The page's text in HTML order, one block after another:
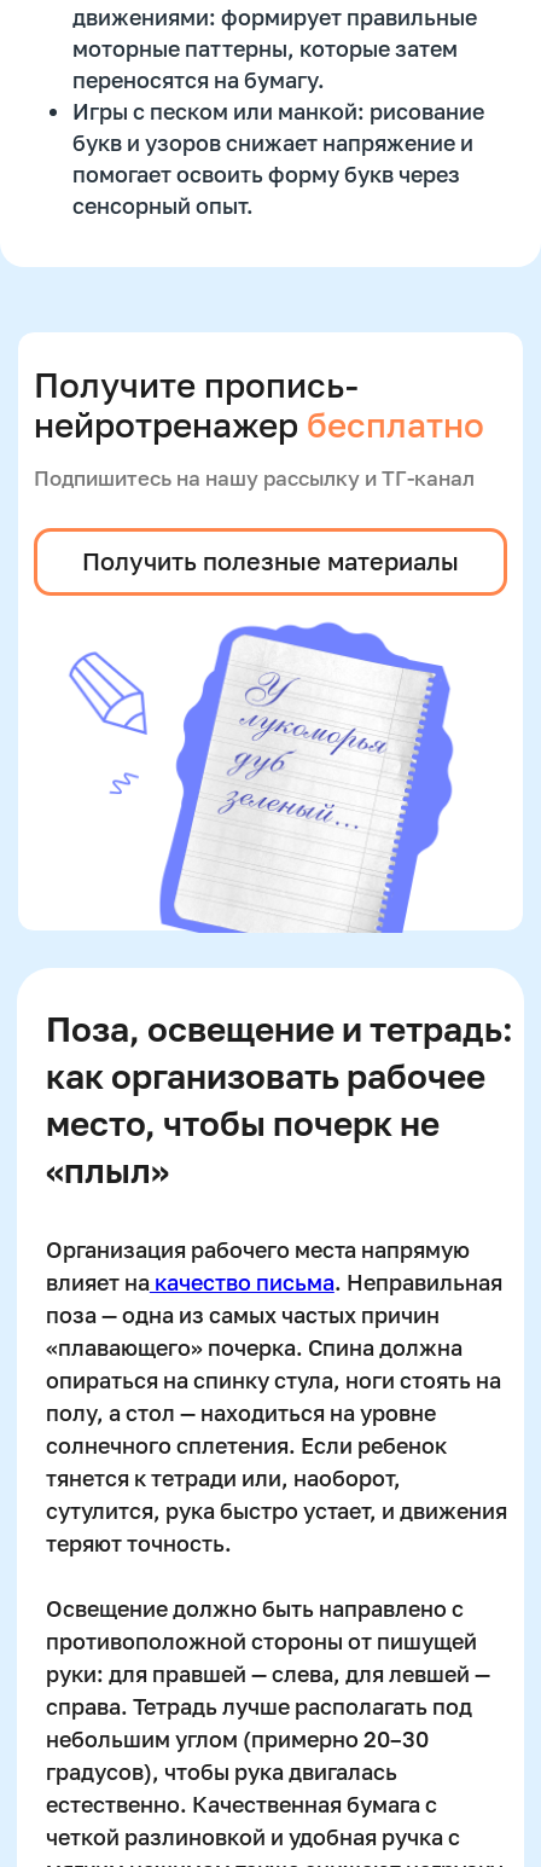
движениями: формирует правильные
моторные паттерны, которые затем
переносятся на бумагу.
Игры с песком или манкой: рисование
букв и узоров снижает напряжение и
помогает освоить форму букв через
сенсорный опыт.
Пошаговый план
родителей: что делать
сегодня, чтобы почерк стал
лучше через месяц
тренировки, а про системную и мягкую
работу. Начать стоит с диагностики:
в конце дня, при спешке или на сложных
именно возникает перегрузка.
Затем пересоберите режим: уменьшите
количествописьменных заданий«на
скорость» и добавьте короткие, но
регулярные практики по 10–15 минут.
Важно, чтобы ребенок писал в состоянии
ресурса, а не усталости. Лучше меньше,
но качественно.
Добавьте упражнения на мелкую